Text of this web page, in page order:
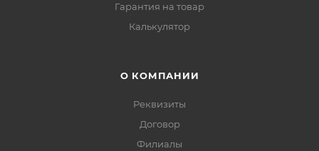
Гарантия на товар
Калькулятор
О КОМПАНИИ
Реквизиты
Договор
Филиалы